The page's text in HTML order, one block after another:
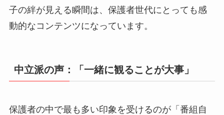
子の絆が見える瞬間は、保護者世代にとっても感
動的なコンテンツになっています。
中立派の声：「一緒に観ることが大事」
保護者の中で最も多い印象を受けるのが「番組自